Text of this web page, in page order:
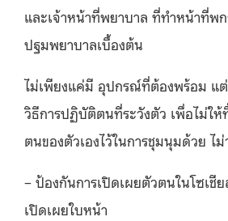
และเจ้าหน้าที่พยาบาล ที่ทำหน้าที่พ
ปฐมพยาบาลเบื้องต้น
ไม่เพียงแค่มี อุปกรณ์ที่ต้องพร้อม แต่
วิธีการปฏิบัติตนที่ระวังตัว เพื่อไม่ให้
ตนของตัวเองไว้ในการชุมนุมด้วย ไม่
– ป้องกันการเปิดเผยตัวตนในโซเชี
เปิดเผยใบหน้า